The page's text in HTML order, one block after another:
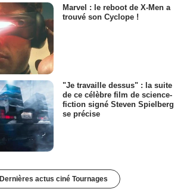
Marvel : le reboot de X-Men a
trouvé son Cyclope !
"Je travaille dessus" : la suite
de ce célèbre film de science-
fiction signé Steven Spielberg
se précise
Dernières actus ciné Tournages